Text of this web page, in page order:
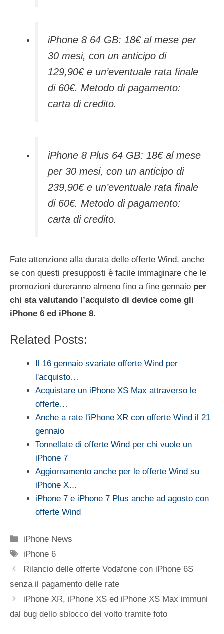
iPhone 8 64 GB: 18€ al mese per
30 mesi, con un anticipo di
129,90€ e un’eventuale rata finale
di 60€. Metodo di pagamento:
carta di credito.
iPhone 8 Plus 64 GB: 18€ al mese
per 30 mesi, con un anticipo di
239,90€ e un’eventuale rata finale
di 60€. Metodo di pagamento:
carta di credito.
Fate attenzione alla durata delle offerte Wind, anche
se con questi presupposti è facile immaginare che le
promozioni dureranno almeno fino a fine gennaio per
chi sta valutando l’acquisto di device come gli
iPhone 6 ed iPhone 8.
Related Posts:
Il 16 gennaio svariate offerte Wind per
l'acquisto…
Acquistare un iPhone XS Max attraverso le
offerte…
Anche a rate l'iPhone XR con offerte Wind il 21
gennaio
Tonnellate di offerte Wind per chi vuole un
iPhone 7
Aggiornamento anche per le offerte Wind su
iPhone X…
iPhone 7 e iPhone 7 Plus anche ad agosto con
offerte Wind
Categorie
iPhone News
Tag
iPhone 6
Rilancio delle offerte Vodafone con iPhone 6S
senza il pagamento delle rate
iPhone XR, iPhone XS ed iPhone XS Max immuni
dal bug dello sblocco del volto tramite foto